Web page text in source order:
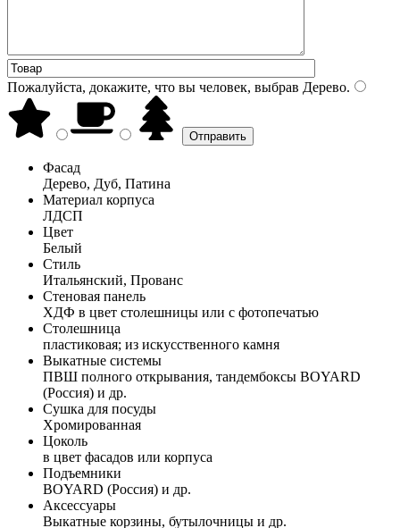
Пожалуйста, докажите, что вы человек, выбрав Дерево.
Фасад
Дерево, Дуб, Патина
Материал корпуса
ЛДСП
Цвет
Белый
Стиль
Итальянский, Прованс
Стеновая панель
ХДФ в цвет столешницы или с фотопечатью
Столешница
пластиковая; из искусственного камня
Выкатные системы
ПВШ полного открывания, тандембоксы BOYARD
(Россия) и др.
Сушка для посуды
Хромированная
Цоколь
в цвет фасадов или корпуса
Подъемники
BOYARD (Россия) и др.
Аксессуары
Выкатные корзины, бутылочницы и др.